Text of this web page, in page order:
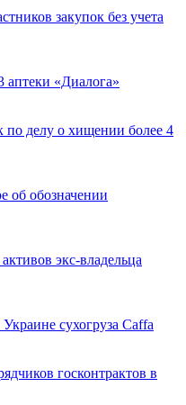
закупок без учета
аптеки «Диалога»
по делу о хищении более 4
об обозначении
экс-владельца
сухогруза Caffa
госконтрактов в